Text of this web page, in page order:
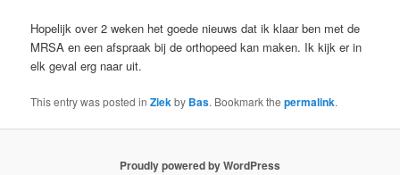
Hopelijk over 2 weken het goede nieuws dat ik klaar ben met de
MRSA en een afspraak bij de orthopeed kan maken. Ik kijk er in
elk geval erg naar uit.
This entry was posted inZiekby Bas. Bookmark thepermalink.
Proudly powered by WordPress